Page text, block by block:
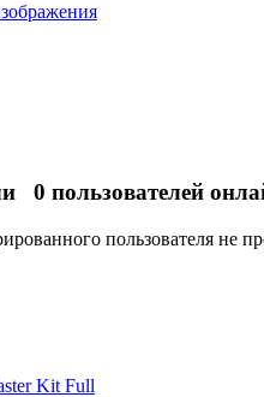
0 пользователей
пользователя не
Kit Full